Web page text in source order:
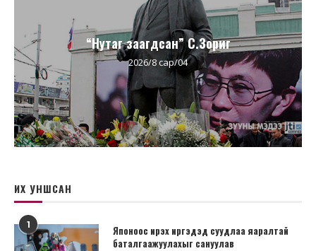
“Нутаг заагдсан” С.Зориг
2026/8 сар/04
ИХ УНШСАН
1
Японоос ирэх иргэдэд суудлаа яаралтай
баталгаажуулахыг сануулав